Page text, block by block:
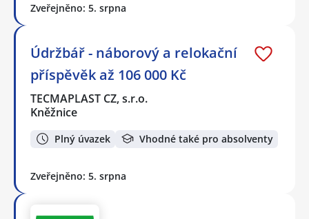
Zveřejněno: 5. srpna
Údržbář - náborový a relokační
příspěvěk až 106 000 Kč
TECMAPLAST CZ, s.r.o.
Kněžnice
Plný úvazek Vhodné také pro absolventy
Zveřejněno: 5. srpna